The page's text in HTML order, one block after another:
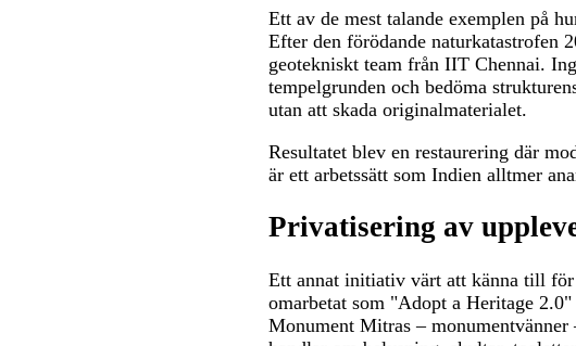
Ett av de mest talande exemplen på
Efter den förödande naturkatastrofen
geotekniskt team från IIT Chennai.
tempelgrunden och bedöma
utan att skada originalmaterialet.
Resultatet blev en restaurering där
är ett arbetssätt som Indien alltmer
Privatisering av
Ett annat initiativ värt att känna till för
omarbetat som "Adopt a Heritage
Monument Mitras – monumentvänner